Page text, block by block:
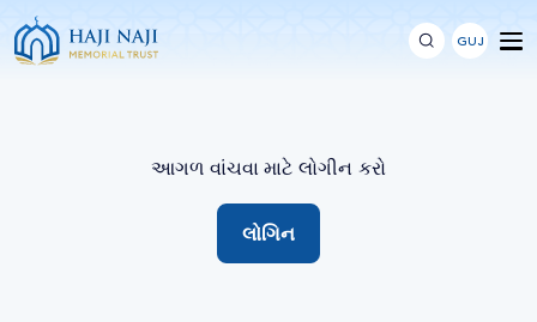
GUJ
આગળ વાંચવા માટે લોગીન કરો
લોગિન